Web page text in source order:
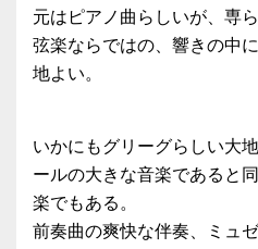
元はピアノ曲らしいが、専
弦楽ならではの、響きの中
地よい。
いかにもグリーグらしい大
ールの大きな音楽であると
楽でもある。
前奏曲の爽快な伴奏、ミュ